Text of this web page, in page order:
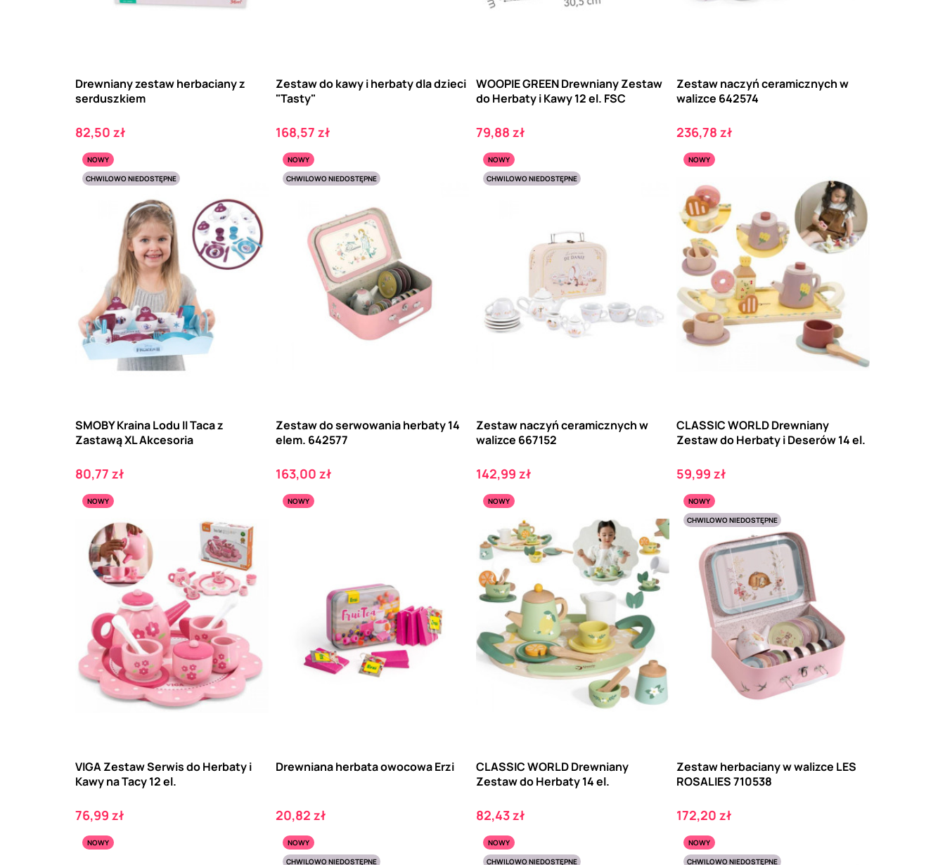
Drewniany zestaw herbaciany z
serduszkiem
Cena
82,50 zł
Zestaw do kawy i herbaty dla dzieci
"Tasty"
Cena
168,57 zł
WOOPIE GREEN Drewniany Zestaw
do Herbaty i Kawy 12 el. FSC
Cena
79,88 zł
Zestaw naczyń ceramicznych w
walizce 642574
Cena
236,78 zł
NOWY
CHWILOWO NIEDOSTĘPNE
SMOBY Kraina Lodu II Taca z
Zastawą XL Akcesoria
Cena
80,77 zł
NOWY
CHWILOWO NIEDOSTĘPNE
Zestaw do serwowania herbaty 14
elem. 642577
Cena
163,00 zł
NOWY
CHWILOWO NIEDOSTĘPNE
Zestaw naczyń ceramicznych w
walizce 667152
Cena
142,99 zł
NOWY
CLASSIC WORLD Drewniany
Zestaw do Herbaty i Deserów 14 el.
Cena
59,99 zł
NOWY
VIGA Zestaw Serwis do Herbaty i
Kawy na Tacy 12 el.
Cena
76,99 zł
NOWY
Drewniana herbata owocowa Erzi
Cena
20,82 zł
NOWY
CLASSIC WORLD Drewniany
Zestaw do Herbaty 14 el.
Cena
82,43 zł
NOWY
CHWILOWO NIEDOSTĘPNE
Zestaw herbaciany w walizce LES
ROSALIES 710538
Cena
172,20 zł
NOWY
NOWY
CHWILOWO NIEDOSTĘPNE
NOWY
CHWILOWO NIEDOSTĘPNE
NOWY
CHWILOWO NIEDOSTĘPNE